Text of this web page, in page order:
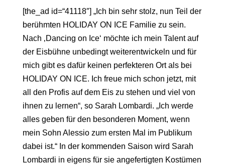
[the_ad id=“41118″] „Ich bin sehr stolz, nun Teil der
berühmten HOLIDAY ON ICE Familie zu sein.
Nach ‚Dancing on Ice‘ möchte ich mein Talent auf
der Eisbühne unbedingt weiterentwickeln und für
mich gibt es dafür keinen perfekteren Ort als bei
HOLIDAY ON ICE. Ich freue mich schon jetzt, mit
all den Profis auf dem Eis zu stehen und viel von
ihnen zu lernen“, so Sarah Lombardi. „Ich werde
alles geben für den besonderen Moment, wenn
mein Sohn Alessio zum ersten Mal im Publikum
dabei ist.“ In der kommenden Saison wird Sarah
Lombardi in eigens für sie angefertigten Kostümen